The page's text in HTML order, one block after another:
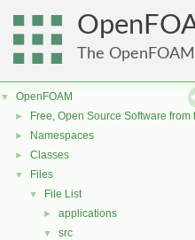
The
▼ OpenFOAM
► Free, Open Source Software
► Namespaces
► Classes
▼ Files
▼ File List
► applications
▼ src